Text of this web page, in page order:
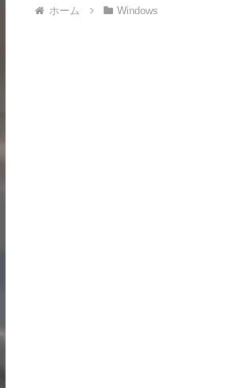
ホーム Windows